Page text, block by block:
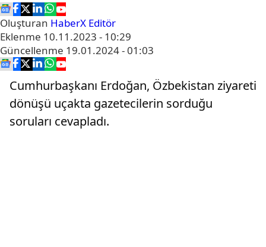
Oluşturan HaberX Editör
Eklenme 10.11.2023 - 10:29
Güncellenme 19.01.2024 - 01:03
Cumhurbaşkanı Erdoğan, Özbekistan ziyareti
dönüşü uçakta gazetecilerin sorduğu
soruları cevapladı.